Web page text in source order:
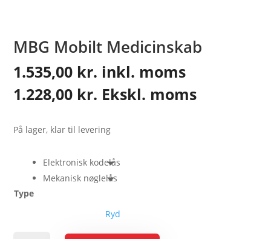
MBG Mobilt Medicinskab
1.535,00 kr. inkl. moms
1.228,00 kr. Ekskl. moms
På lager, klar til levering
Type
Elektronisk kodelås
Mekanisk nøglelås
Ryd